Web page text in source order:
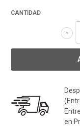
CANTIDAD
-
en